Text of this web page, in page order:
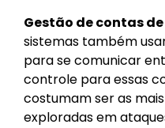
Gestão de contas
sistemas também
para se comunicar
controle para essas
costumam ser as
exploradas em